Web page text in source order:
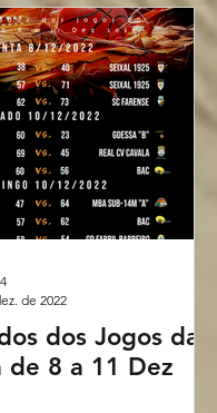
dos Jogos da
de 8 a 11 Dez
de 2022